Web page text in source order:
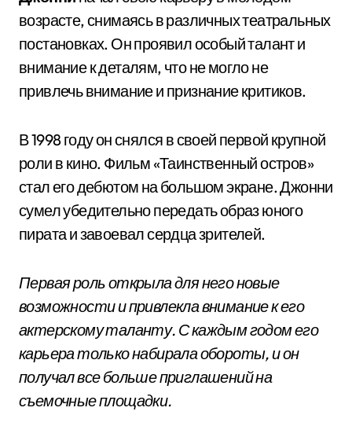
возрасте, снимаясь в различных театральных
постановках. Он проявил особый талант и
внимание к деталям, что не могло не
привлечь внимание и признание критиков.
В 1998 году он снялся в своей первой крупной
роли в кино. Фильм «Таинственный остров»
стал его дебютом на большом экране. Джонни
сумел убедительно передать образ юного
пирата и завоевал сердца зрителей.
Первая роль открыла для него новые
возможности и привлекла внимание к его
актерскому таланту. С каждым годом его
карьера только набирала обороты, и он
получал все больше приглашений на
съемочные площадки.